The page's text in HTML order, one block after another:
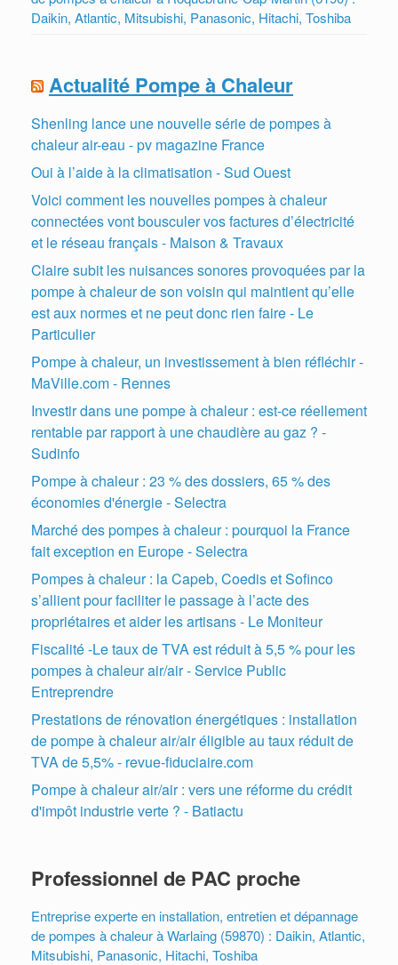
Daikin, Atlantic, Mitsubishi, Panasonic, Hitachi, Toshiba
Actualité Pompe à Chaleur
Shenling lance une nouvelle série de pompes à
chaleur air-eau - pv magazine France
Oui à l’aide à la climatisation - Sud Ouest
Voici comment les nouvelles pompes à chaleur
connectées vont bousculer vos factures d’électricité
et le réseau français - Maison & Travaux
Claire subit les nuisances sonores provoquées par la
pompe à chaleur de son voisin qui maintient qu’elle
est aux normes et ne peut donc rien faire - Le
Particulier
Pompe à chaleur, un investissement à bien réfléchir -
MaVille.com - Rennes
Investir dans une pompe à chaleur : est-ce réellement
rentable par rapport à une chaudière au gaz ? -
Sudinfo
Pompe à chaleur : 23 % des dossiers, 65 % des
économies d'énergie - Selectra
Marché des pompes à chaleur : pourquoi la France
fait exception en Europe - Selectra
Pompes à chaleur : la Capeb, Coedis et Sofinco
s’allient pour faciliter le passage à l’acte des
propriétaires et aider les artisans - Le Moniteur
Fiscalité -Le taux de TVA est réduit à 5,5 % pour les
pompes à chaleur air/air - Service Public
Entreprendre
Prestations de rénovation énergétiques : installation
de pompe à chaleur air/air éligible au taux réduit de
TVA de 5,5% - revue-fiduciaire.com
Pompe à chaleur air/air : vers une réforme du crédit
d'impôt industrie verte ? - Batiactu
Professionnel de PAC proche
Entreprise experte en installation, entretien et dépannage
de pompes à chaleur à Warlaing (59870) : Daikin, Atlantic,
Mitsubishi, Panasonic, Hitachi, Toshiba